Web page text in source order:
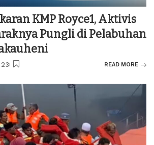
KMP Royce1, Aktivis
Pungli di Pelabuhan
READ MORE